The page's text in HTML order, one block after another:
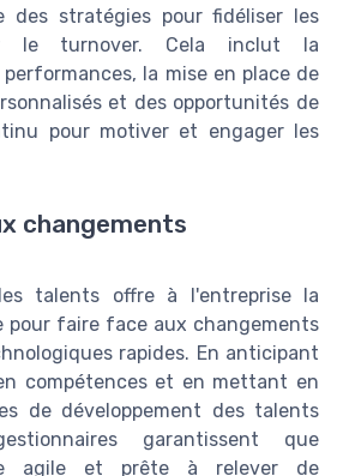
des stratégies pour fidéliser les
le turnover. Cela inclut la
la mise en place de
et des opportunités de
pour motiver et engager les
changements
talents offre à l'entreprise la
pour faire face aux changements
rapides. En anticipant
compétences et en mettant en
de développement des talents
garantissent que
agile et prête à relever de